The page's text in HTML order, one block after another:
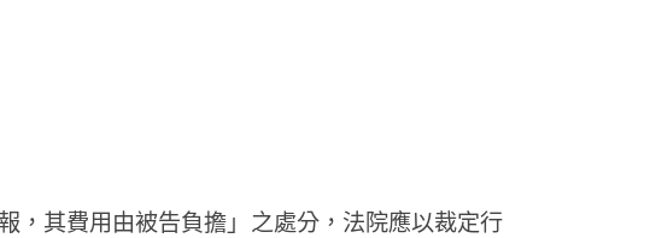
，其費用由被告負擔」之處分，法院應以裁定行